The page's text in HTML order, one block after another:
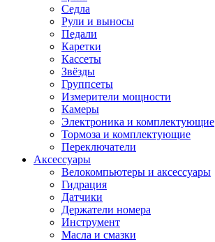
Седла
Рули и выносы
Педали
Каретки
Кассеты
Звёзды
Группсеты
Измерители мощности
Камеры
Электроника и комплектующие
Тормоза и комплектующие
Переключатели
Аксессуары
Велокомпьютеры и аксессуары
Гидрация
Датчики
Держатели номера
Инструмент
Масла и смазки